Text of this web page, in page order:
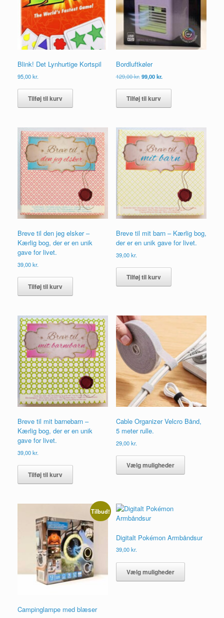
Blink! Det Lynhurtige Kortspil
95,00kr.
Tilføj til kurv
Bordluftkøler
129,00kr. Den
pris
var:
129,00 kr..
99,00kr.Den
pris
99,00 kr..
Tilføj til kurv
Breve til den jeg elsker –
Kærlig bog, der er en unik
gave for livet.
39,00kr.
Tilføj til kurv
Breve til mit barn – Kærlig bog,
der er en unik gave for livet.
39,00kr.
Tilføj til kurv
Breve til mit barnebarn –
Kærlig bog, der er en unik
gave for livet.
39,00kr.
Tilføj til kurv
Cable Organizer Velcro Bånd,
5 meter rulle.
29,00kr.
Vælg muligheder
Dette
har
varesiden
Tilbud!
Campinglampe med blæser
Digitalt Pokémon Armbåndsur
39,00kr.
Vælg muligheder
Dette
har